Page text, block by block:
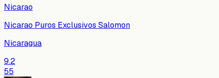
Nicarao
Nicarao Puros Exclusivos Salomon
Nicaragua
9.2
55